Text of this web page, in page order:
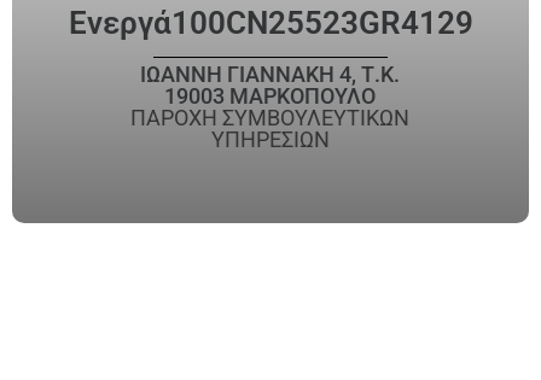
Ενεργά100CN25523GR4129
ΙΩΑΝΝΗ ΓΙΑΝΝΑΚΗ 4, Τ.Κ.
19003 ΜΑΡΚΟΠΟΥΛΟ
ΠΑΡΟΧΗ ΣΥΜΒΟΥΛΕΥΤΙΚΩΝ
ΥΠΗΡΕΣΙΩΝ